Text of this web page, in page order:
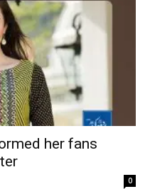
her fans
0